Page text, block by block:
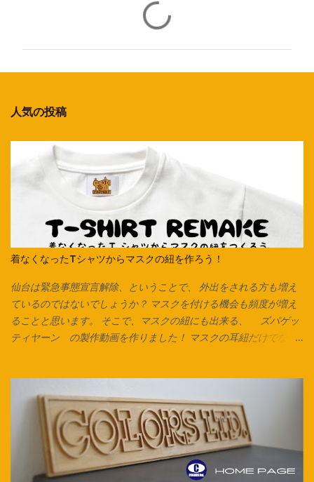
人気の投稿
着なくなったTシャツからマスクの紐を作ろう！
仙台は緊急事態宣言解除、ということで、 外出をされる方も増え
ているのではないでしょうか？ マスクを付ける機会も頻度が増え
ることと思います。 そこで、マスクの紐にも出来る、 ズパゲッ
ティヤーン の製作動画を作りました！ マスクの耳紐だけでな
うにそのまま裁断できます。 脇で縫い合わせてあるTシャツ、カッ
トソーで作る場合は縫い合わせ箇所を切り落としてから始めま
す。 カットソーを横にして、下の画像の方向でハサミを入れてい
きます。 ※向きを間違えると伸縮が弱くなるのでご注意ください。
今回はマスク紐なので1cmほどの幅で裁断していますが、 市販の